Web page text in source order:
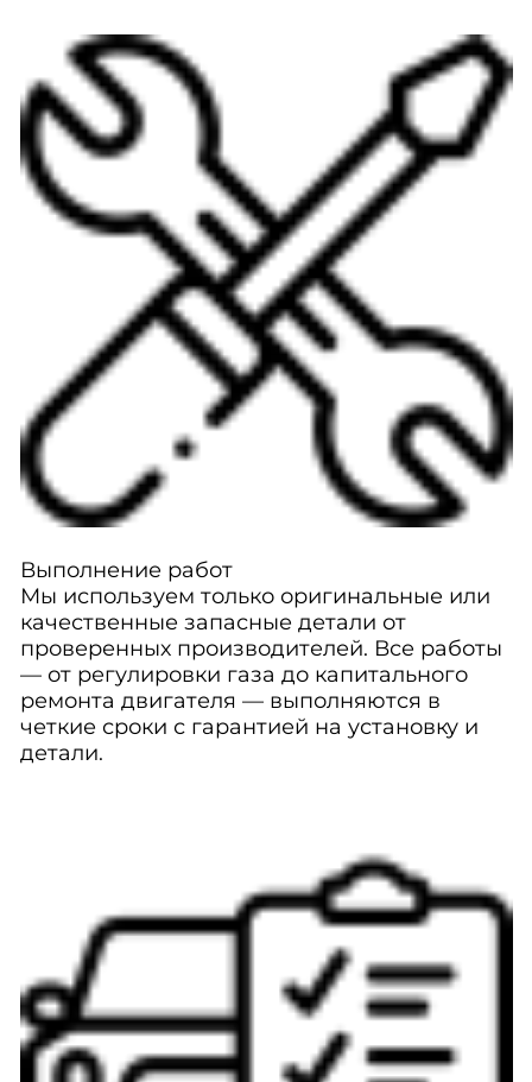
Выполнение работ
Мы используем только оригинальные или
качественные запасные детали от
проверенных производителей. Все работы
— от регулировки газа до капитального
ремонта двигателя — выполняются в
четкие сроки с гарантией на установку и
детали.